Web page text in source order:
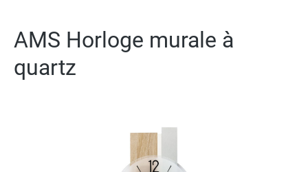
AMS Horloge murale à
quartz